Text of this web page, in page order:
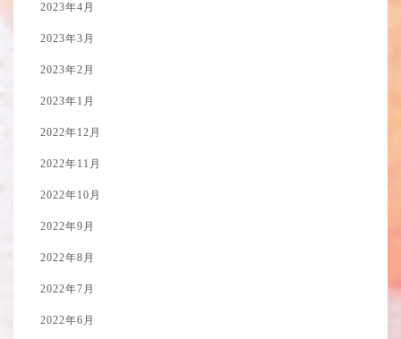
2023年4月
2023年3月
2023年2月
2023年1月
2022年12月
2022年11月
2022年10月
2022年9月
2022年8月
2022年7月
2022年6月